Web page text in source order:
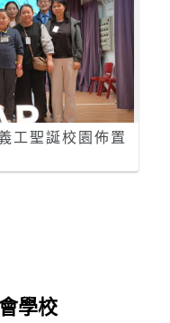
工聖誕校園佈置
學校